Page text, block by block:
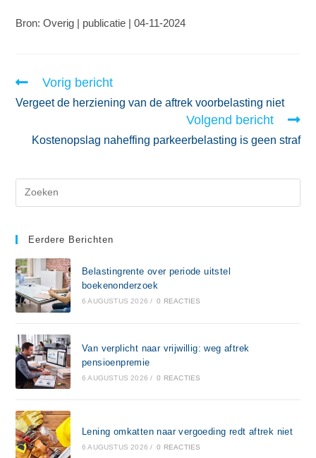
Bron: Overig | publicatie | 04-11-2024
Vorig bericht
Vergeet de herziening van de aftrek voorbelasting niet
Volgend bericht
Kostenopslag naheffing parkeerbelasting is geen straf
Eerdere Berichten
Belastingrente over periode uitstel
boekenonderzoek
6 AUGUSTUS 2026 / 0 REACTIES
Van verplicht naar vrijwillig: weg aftrek
pensioenpremie
6 AUGUSTUS 2026 / 0 REACTIES
Lening omkatten naar vergoeding redt aftrek niet
6 AUGUSTUS 2026 / 0 REACTIES